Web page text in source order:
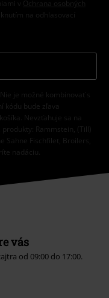
v
Ochrana osobných
na odhlasovací
je možné kombinovať s
bude zľava
Nevzťahuje sa na
Rammstein, (Till)
Sahne Fischfilet, Broilers,
nadáciu.
vás
od 09:00 do 17:00.